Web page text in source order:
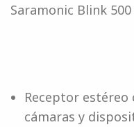
Saramonic Blink 500
Receptor estéreo
cámaras y